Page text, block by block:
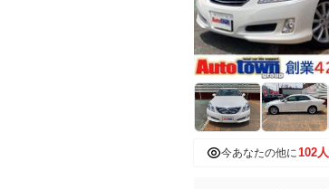
今あなたの他に102人